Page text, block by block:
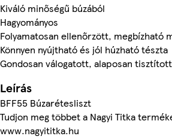
Kiváló minőségű búzából
Hagyományos
Folyamatosan ellenőrzött, megbízható
Könnyen nyújtható és jól húzható tészta
Gondosan válogatott, alaposan
Leírás
BFF55 Búzarétesliszt
Tudjon meg többet a Nagyi Titka
www.nagyititka.hu